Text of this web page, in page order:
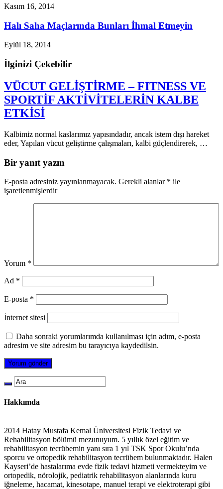
Kasım 16, 2014
Halı Saha Maçlarında Bunları İhmal Etmeyin
Eylül 18, 2014
İlginizi Çekebilir
VÜCUT GELİŞTİRME – FITNESS VE
SPORTİF AKTİVİTELERİN KALBE
ETKİSİ
Kalbimiz normal kaslarımız yapısındadır, ancak istem dışı hareket
eder, Yapılan vücut geliştirme çalışmaları, kalbi güçlendirerek, …
Bir yanıt yazın
E-posta adresiniz yayınlanmayacak. Gerekli alanlar * ile
işaretlenmişlerdir
Yorum *
Ad *
E-posta *
İnternet sitesi
Daha sonraki yorumlarımda kullanılması için adım, e-posta
adresim ve site adresim bu tarayıcıya kaydedilsin.
Hakkımda
2014 Hatay Mustafa Kemal Üniversitesi Fizik Tedavi ve
Rehabilitasyon bölümü mezunuyum. 5 yıllık özel eğitim ve
rehabilitasyon tecrübemin yanı sıra 1 yıl TSK Spor Okulu’nda
sporcu ve ortopedik rehabilitasyon tecrübem bulunmaktadır. Halen
Kayseri’de hastalarıma evde fizik tedavi hizmeti vermekteyim ve
ortopedik, nörolojik, pediatrik rehabilitasyon alanlarında kuru
iğneleme, hacamat, kinesotape, manuel terapi ve elektroterapi gibi